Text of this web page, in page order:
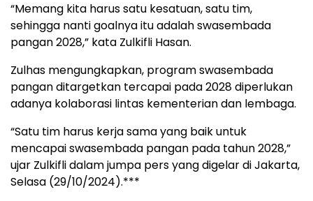
“Memang kita harus satu kesatuan, satu tim,
sehingga nanti goalnya itu adalah swasembada
pangan 2028,” kata Zulkifli Hasan.
Zulhas mengungkapkan, program swasembada
pangan ditargetkan tercapai pada 2028 diperlukan
adanya kolaborasi lintas kementerian dan lembaga.
“Satu tim harus kerja sama yang baik untuk
mencapai swasembada pangan pada tahun 2028,”
ujar Zulkifli dalam jumpa pers yang digelar di Jakarta,
Selasa (29/10/2024).***